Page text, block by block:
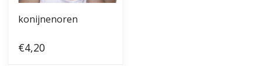
konijnenoren
€4,20